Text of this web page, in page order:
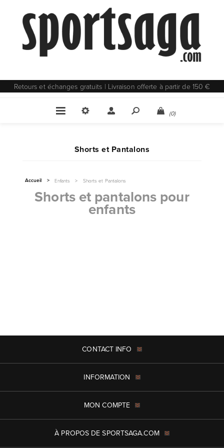
Retours et échanges gratuits | Livraison offerte à partir de 150 €
(0)
Accueil > Enfants > Shorts et Pantalons
Shorts et Pantalons
Shorts et pantalons pour
enfants
CONTACT INFO
INFORMATION
MON COMPTE
À PROPOS DE SPORTSAGA.COM